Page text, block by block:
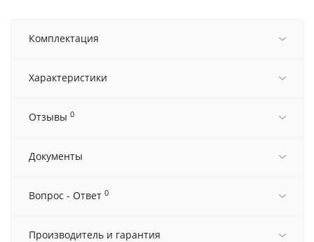
Комплектация
Характеристики
Отзывы 0
Документы
Вопрос - Ответ 0
Производитель и гарантия